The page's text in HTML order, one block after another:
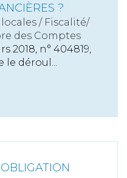
?
/ Fiscalité/
des Comptes
2018, n° 404819,
le déroul...